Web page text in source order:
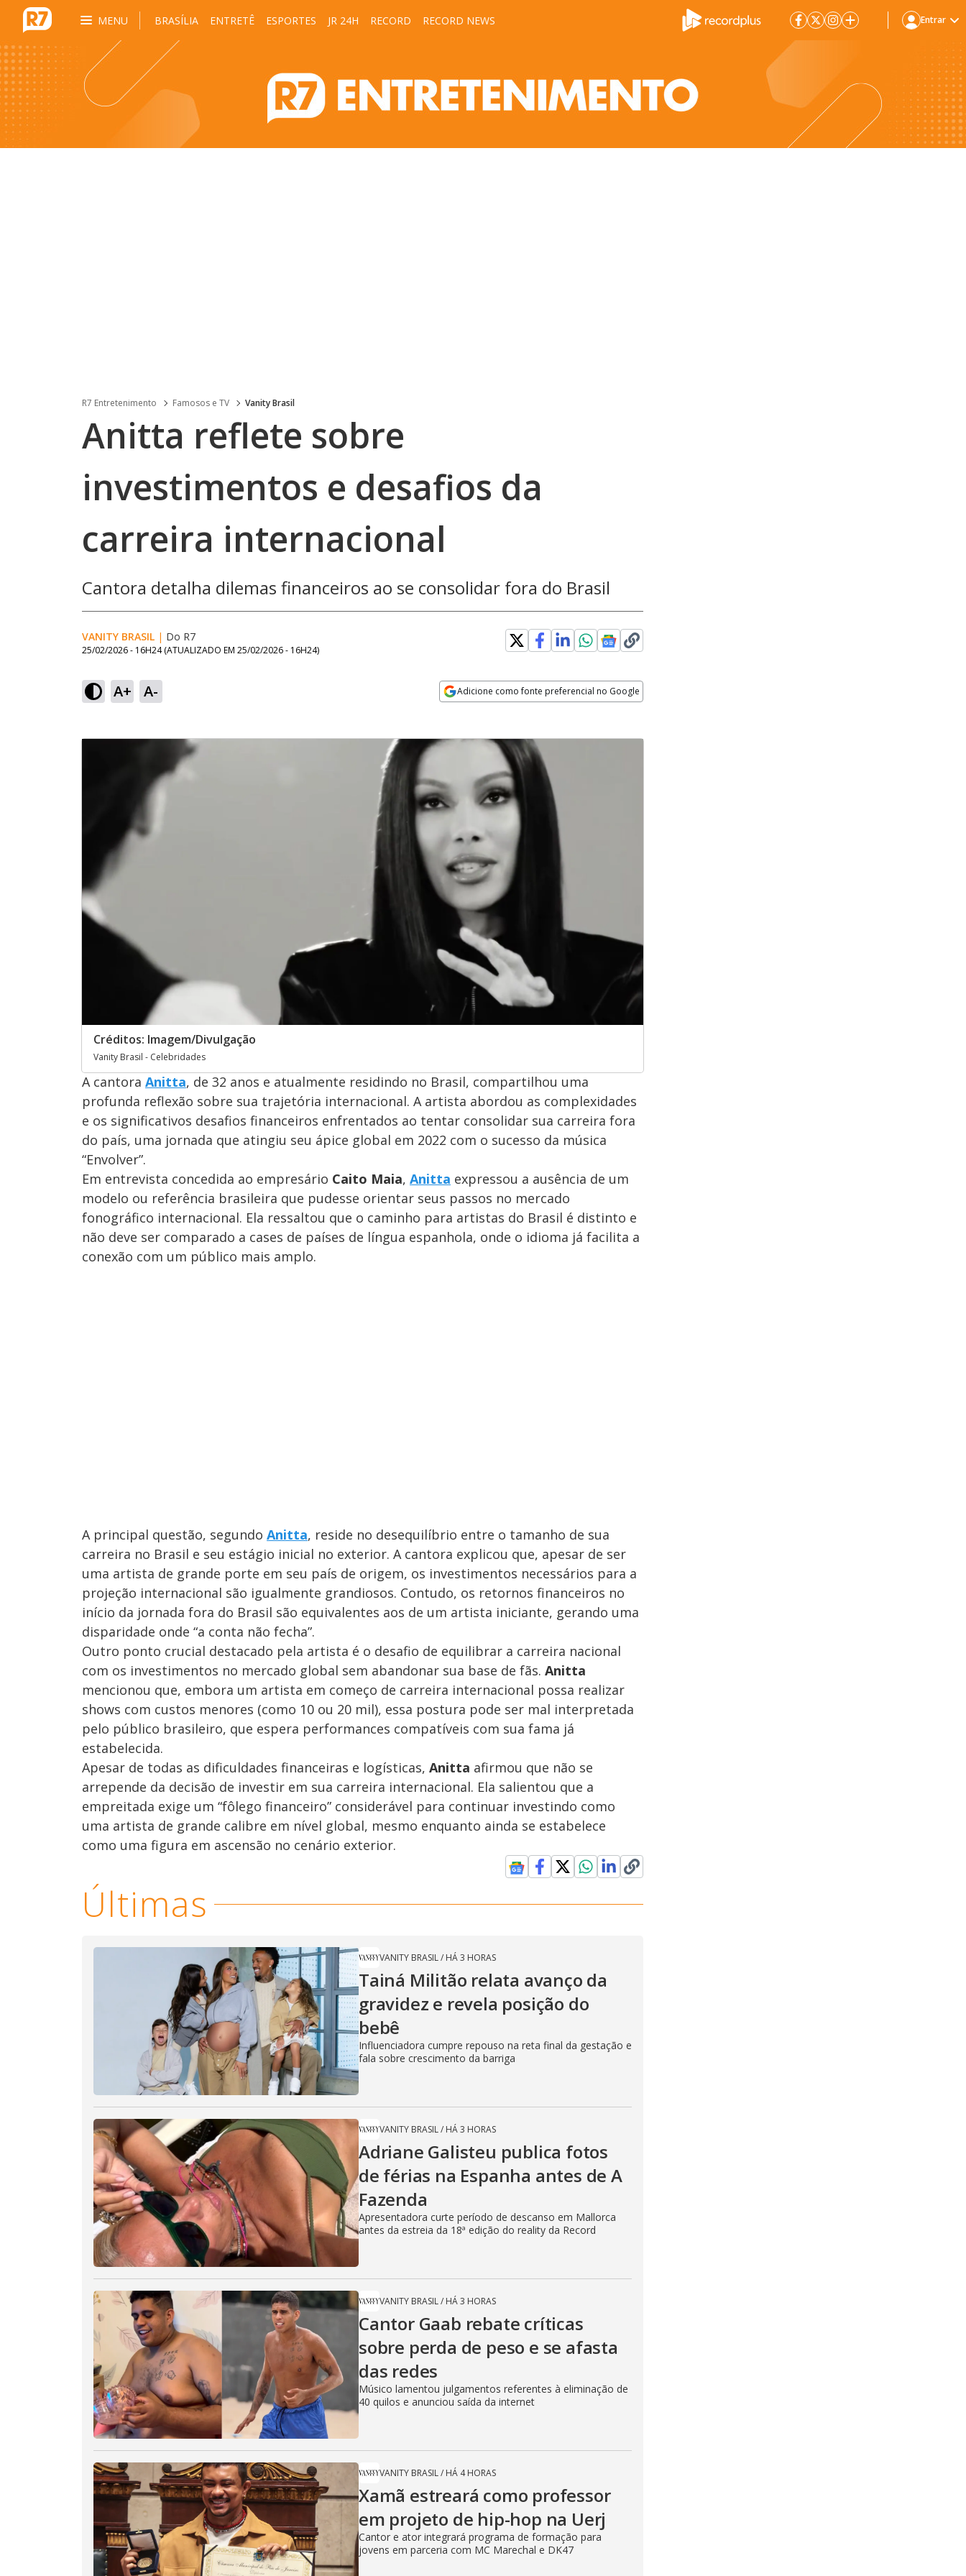
MENU BRASÍLIA ENTRETÊ ESPORTES JR 24H RECORD RECORD NEWS Entrar
R7 Entretenimento Famosos e TV Vanity Brasil
Anitta reflete sobre
investimentos e desafios da
carreira internacional
Cantora detalha dilemas financeiros ao se consolidar fora do Brasil
VANITY BRASIL | Do R7
25/02/2026 - 16H24 (ATUALIZADO EM 25/02/2026 - 16H24)
A+ A- Adicione como fonte preferencial no Google
Créditos: Imagem/Divulgação
Vanity Brasil - Celebridades
A cantora Anitta, de 32 anos e atualmente residindo no Brasil, compartilhou uma
profunda reflexão sobre sua trajetória internacional. A artista abordou as complexidades
e os significativos desafios financeiros enfrentados ao tentar consolidar sua carreira fora
do país, uma jornada que atingiu seu ápice global em 2022 com o sucesso da música
“Envolver”.
Em entrevista concedida ao empresário Caito Maia, Anitta expressou a ausência de um
modelo ou referência brasileira que pudesse orientar seus passos no mercado
fonográfico internacional. Ela ressaltou que o caminho para artistas do Brasil é distinto e
não deve ser comparado a cases de países de língua espanhola, onde o idioma já facilita a
conexão com um público mais amplo.
A principal questão, segundo Anitta, reside no desequilíbrio entre o tamanho de sua
carreira no Brasil e seu estágio inicial no exterior. A cantora explicou que, apesar de ser
uma artista de grande porte em seu país de origem, os investimentos necessários para a
projeção internacional são igualmente grandiosos. Contudo, os retornos financeiros no
início da jornada fora do Brasil são equivalentes aos de um artista iniciante, gerando uma
disparidade onde “a conta não fecha”.
Outro ponto crucial destacado pela artista é o desafio de equilibrar a carreira nacional
com os investimentos no mercado global sem abandonar sua base de fãs. Anitta
mencionou que, embora um artista em começo de carreira internacional possa realizar
shows com custos menores (como 10 ou 20 mil), essa postura pode ser mal interpretada
pelo público brasileiro, que espera performances compatíveis com sua fama já
estabelecida.
Apesar de todas as dificuldades financeiras e logísticas, Anitta afirmou que não se
arrepende da decisão de investir em sua carreira internacional. Ela salientou que a
empreitada exige um “fôlego financeiro” considerável para continuar investindo como
uma artista de grande calibre em nível global, mesmo enquanto ainda se estabelece
como uma figura em ascensão no cenário exterior.
Últimas
VANITY BRASIL/ HÁ 3 HORAS
Tainá Militão relata avanço da
gravidez e revela posição do
bebê
Influenciadora cumpre repouso na reta final da gestação e
fala sobre crescimento da barriga
VANITY BRASIL/ HÁ 3 HORAS
Adriane Galisteu publica fotos
de férias na Espanha antes de A
Fazenda
Apresentadora curte período de descanso em Mallorca
antes da estreia da 18ª edição do reality da Record
VANITY BRASIL/ HÁ 3 HORAS
Cantor Gaab rebate críticas
sobre perda de peso e se afasta
das redes
Músico lamentou julgamentos referentes à eliminação de
40 quilos e anunciou saída da internet
VANITY BRASIL/ HÁ 4 HORAS
Xamã estreará como professor
em projeto de hip-hop na Uerj
Cantor e ator integrará programa de formação para
jovens em parceria com MC Marechal e DK47